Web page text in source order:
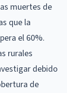
muertes de
que la
el 60%.
rurales
debido
de